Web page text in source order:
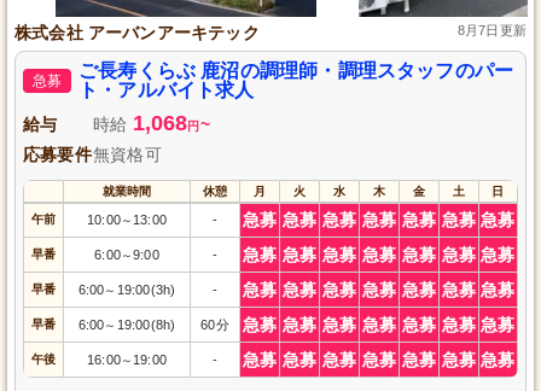
株式会社 アーバンアーキテック 8月7日更新
急募
ご長寿くらぶ 鹿沼の調理師・調理スタッフのパー
ト・アルバイト求人
給与 時給 1,068円 ~
応募要件無資格可
就業時間 休憩 月 火 水 木 金 土 日
午前 10:00～ 13:00 - 急募 急募 急募 急募 急募 急募 急募
早番 6:00～9:00 - 急募 急募 急募 急募 急募 急募 急募
早番 6:00～ 19:00(3h) - 急募 急募 急募 急募 急募 急募 急募
早番 6:00～ 19:00(8h) 60分 急募 急募 急募 急募 急募 急募 急募
午後 16:00～ 19:00 - 急募 急募 急募 急募 急募 急募 急募